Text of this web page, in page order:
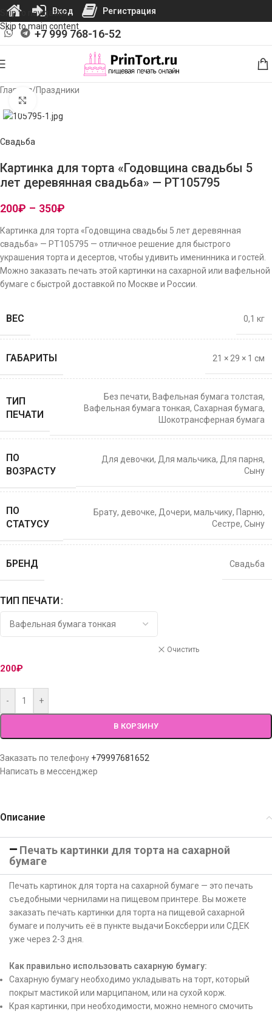
Skip to navigation
Skip to main content
+7 999 768-16-52
Главная/Праздники
Свадьба
Картинка для торта «Годовщина свадьбы 5
лет деревянная свадьба» — PT105795
200₽ – 350₽
Картинка для торта «Годовщина свадьбы 5 лет деревянная
свадьба» — PT105795 — отличное решение для быстрого
украшения торта и десертов, чтобы удивить именинника и гостей.
Можно заказать печать этой картинки на сахарной или вафельной
бумаге с быстрой доставкой по Москве и России.
ВЕС 0,1 кг
ГАБАРИТЫ 21 × 29 × 1 см
ТИП
ПЕЧАТИ
Без печати, Вафельная бумага толстая,
Вафельная бумага тонкая, Сахарная бумага,
Шокотрансферная бумага
ПО
ВОЗРАСТУ
Для девочки, Для мальчика, Для парня,
Сыну
ПО
СТАТУСУ
Брату, девочке, Дочери, мальчику, Парню,
Сестре, Сыну
БРЕНД Свадьба
ТИП ПЕЧАТИ
Очистить
200₽
- +
В КОРЗИНУ
Заказать по телефону +79997681652
Написать в мессенджер
Описание
Печать картинки для торта на сахарной
бумаге
Печать картинок для торта на сахарной бумаге — это печать
съедобными чернилами на пищевом принтере. Вы можете
заказать печать картинки для торта на пищевой сахарной
бумаге и получить её в пункте выдачи Боксберри или СДЕК
уже через 2-3 дня.
Как правильно использовать сахарную бумагу:
Сахарную бумагу необходимо укладывать на торт, который
покрыт мастикой или марципаном, или на сухой корж.
Края картинки, при необходимости, можно немного смочить
Вход Регистрация